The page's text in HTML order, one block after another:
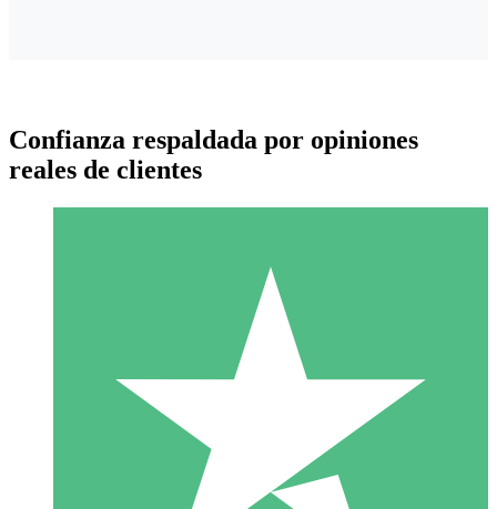
Paquetes de Créditos Individuales
Paga según el uso con créditos de descarga. Sin compromiso
10 00
Confianza respaldada por opiniones
reales de clientes